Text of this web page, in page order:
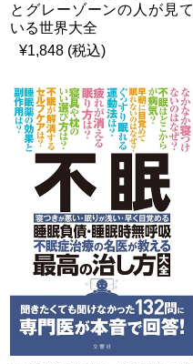
とグレーゾーンの人が見て
いる世界大全
¥1,848 (税込)